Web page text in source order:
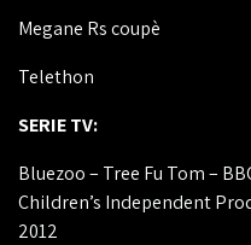
Megane Rs coupè
Telethon
SERIE TV:
Bluezoo – Tree Fu Tom –
Children’s Independent
2012